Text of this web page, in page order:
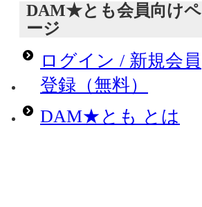
DAM★とも会員向けペ
ージ
ログイン / 新規会員
登録（無料）
DAM★とも とは